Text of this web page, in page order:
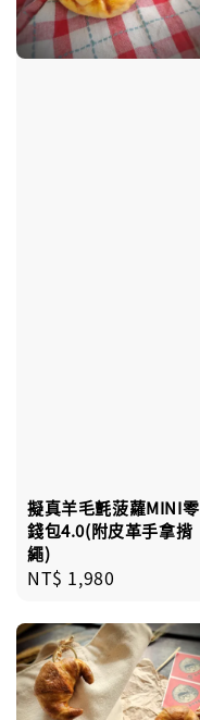
擬真羊毛氈菠蘿MINI零
錢包4.0(附皮革手拿揹
繩)
Regular
NT$ 1,980